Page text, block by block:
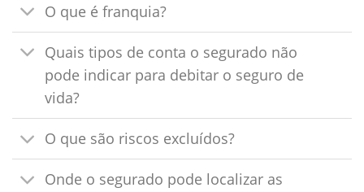
O que é franquia?
Quais tipos de conta o segurado não
pode indicar para debitar o seguro de
vida?
O que são riscos excluídos?
Onde o segurado pode localizar as